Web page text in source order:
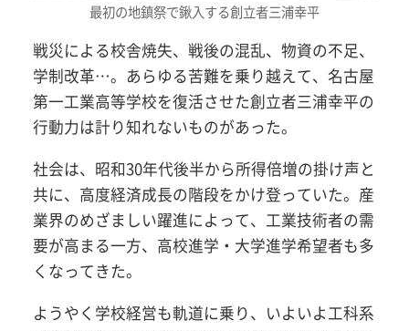
最初の地鎮祭で鍬入する創立者三浦幸平
戦災による校舎焼失、戦後の混乱、物資の不足、
学制改革…。あらゆる苦難を乗り越えて、名古屋
第一工業高等学校を復活させた創立者三浦幸平の
行動力は計り知れないものがあった。
社会は、昭和30年代後半から所得倍増の掛け声と
共に、高度経済成長の階段をかけ登っていた。産
業界のめざましい躍進によって、工業技術者の需
要が高まる一方、高校進学・大学進学希望者も多
くなってきた。
ようやく学校経営も軌道に乗り、いよいよ工科系